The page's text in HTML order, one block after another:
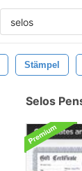
Stämpel
Selos